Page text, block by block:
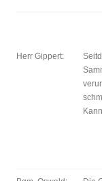
Herr Gippert: